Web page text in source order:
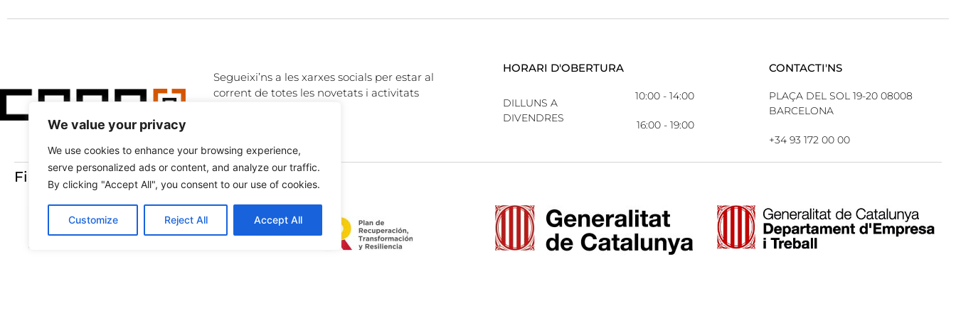
We value your privacy
We use cookies to enhance your browsing experience,
serve personalized ads or content, and analyze our traffic.
By clicking "Accept All", you consent to our use of cookies.
Customize Reject All Accept All
Segueixi’ns a les xarxes socials per estar al
corrent de totes les novetats i activitats
HORARI D'OBERTURA
DILLUNS A
DIVENDRES
10:00 - 14:00
16:00 - 19:00
CONTACTI'NS
PLAÇA DEL SOL 19-20 08008
BARCELONA
+34 93 172 00 00
Finançat amb: